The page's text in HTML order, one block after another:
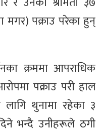
मगर) पक्राउ परेका हुन्
क्रममा आपराधिक
पक्राउ परी हाल
लागि थुनामा रहेका ३
भन्दै उनीहरूले ठगी